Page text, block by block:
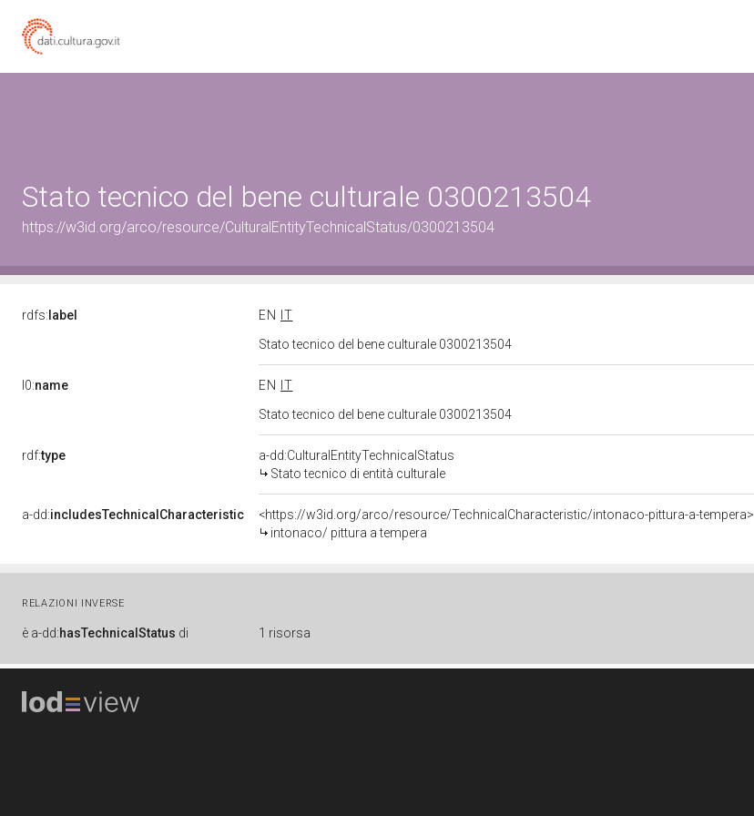
Stato tecnico del bene culturale 0300213504
https://w3id.org/arco/resource/CulturalEntityTechnicalStatus/0300213504
rdfs: label EN
IT
Stato tecnico del bene culturale 0300213504
l0:name EN
IT
Stato tecnico del bene culturale 0300213504
rdf:type
a-dd:CulturalEntityTechnicalStatus
Stato tecnico di entità culturale
a-dd:includesTechnicalCharacteristic
<https://w3id.org/arco/resource/TechnicalCharacteristic/intonaco-pittura-a-tempera>
intonaco/ pittura a tempera
RELAZIONI INVERSE
è a-dd:hasTechnicalStatus di 1 risorsa